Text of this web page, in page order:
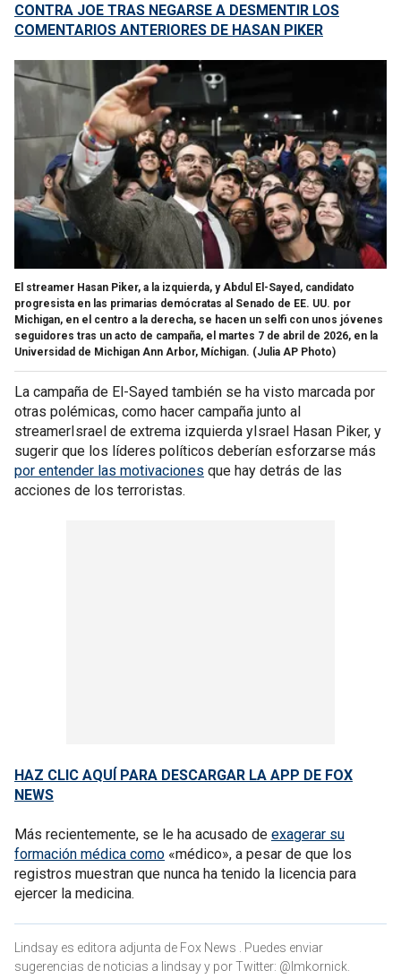
CONTRA JOE TRAS NEGARSE A DESMENTIR LOS
COMENTARIOS ANTERIORES DE HASAN PIKER
El streamer Hasan Piker, a la izquierda, y Abdul El-Sayed, candidato
progresista en las primarias demócratas al Senado de EE. UU. por
Michigan, en el centro a la derecha, se hacen un selfi con unos jóvenes
seguidores tras un acto de campaña, el martes 7 de abril de 2026, en la
Universidad de Michigan Ann Arbor, Míchigan. (Julia AP Photo)
La campaña de El-Sayed también se ha visto marcada por
otras polémicas, como hacer campaña junto al
streamerIsrael de extrema izquierda yIsrael Hasan Piker, y
sugerir que los líderes políticos deberían esforzarse más
por entender las motivaciones que hay detrás de las
acciones de los terroristas.
HAZ CLIC AQUÍ PARA DESCARGAR LA APP DE FOX
NEWS
Más recientemente, se le ha acusado de exagerar su
formación médica como «médico», a pesar de que los
registros muestran que nunca ha tenido la licencia para
ejercer la medicina.
Lindsay es editora adjunta de Fox News . Puedes enviar
sugerencias de noticias a lindsay y por Twitter: @lmkornick.